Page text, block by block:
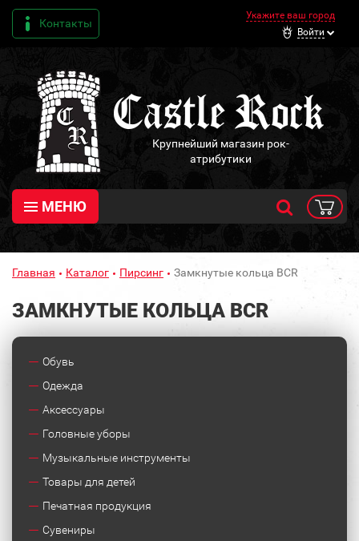
Контакты
Укажите ваш город
Войти
Крупнейший магазин рок-
атрибутики
МЕНЮ
Главная Каталог Пирсинг Замкнутые кольца BCR
ЗАМКНУТЫЕ КОЛЬЦА BCR
Обувь
Одежда
Аксессуары
Головные уборы
Музыкальные инструменты
Товары для детей
Печатная продукция
Сувениры